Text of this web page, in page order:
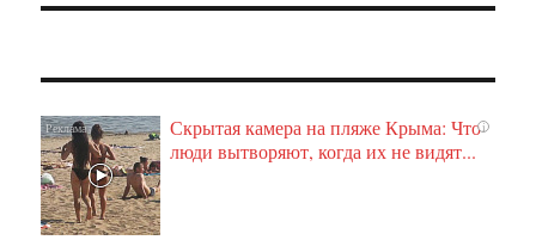
i
Скрытая камера на пляже Крыма: Что
люди вытворяют, когда их не видят...